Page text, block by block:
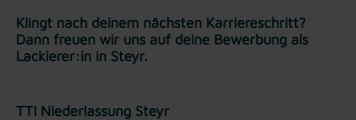
Klingt nach deinem nächsten Karriereschritt?
Dann freuen wir uns auf deine Bewerbung als
Lackierer:in in Steyr.
TTI Niederlassung Steyr